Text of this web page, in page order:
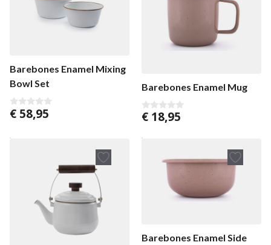
Barebones Enamel Mixing
Bowl Set
0
v
n
€ 58,95
Barebones Enamel Mug
0
n
€ 18,95
Barebones Enamel Side